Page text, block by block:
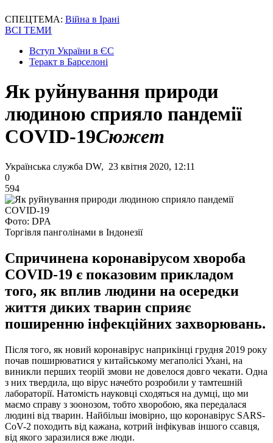
СПЕЦТЕМА: Війна в Ірані
ВСІ ТЕМИ
Вступ України в ЄС
Теракт в Барселоні
Як руйнування природи
людиною сприяло пандемії
COVID-19Сюжет
Українська служба DW, 23 квітня 2020, 12:11
0
594
Фото: DPA
Торгівля панголінами в Індонезії
Спричинена коронавірусом хвороба
COVID-19 є показовим прикладом
того, як вплив людини на осередки
життя диких тварин сприяє
поширенню інфекційних захворювань.
Після того, як новий коронавірус наприкінці грудня 2019 року
почав поширюватися у китайському мегаполісі Ухані, на
виникли перших теорій змови не довелося довго чекати. Одна
з них твердила, що вірус начебто розробили у тамтешній
лабораторії. Натомість науковці сходяться на думці, що ми
маємо справу з зоонозом, тобто хворобою, яка передалася
людині від тварин. Найбільш імовірно, що коронавірус SARS-
CoV-2 походить від кажана, котрий інфікував іншого ссавця,
від якого заразилися вже люди.